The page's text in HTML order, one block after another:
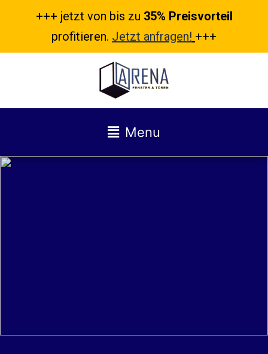
+++ jetzt von bis zu 35% Preisvorteil
profitieren. Jetzt anfragen! +++
Menu